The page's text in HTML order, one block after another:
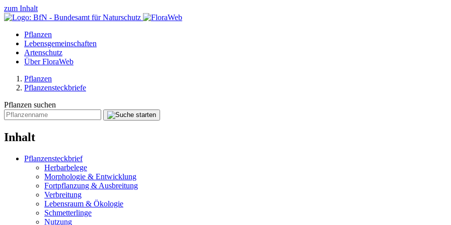
zum Inhalt
Pflanzen
Lebensgemeinschaften
Artenschutz
Über FloraWeb
Pflanzen
Pflanzensteckbriefe
Pflanzen suchen
Inhalt
Pflanzensteckbrief
Herbarbelege
Morphologie & Entwicklung
Fortpflanzung & Ausbreitung
Verbreitung
Lebensraum & Ökologie
Schmetterlinge
Nutzung